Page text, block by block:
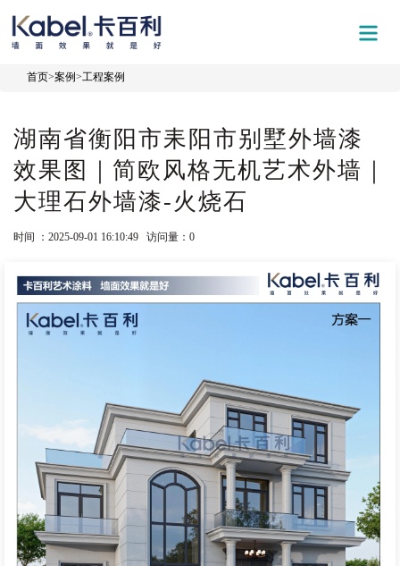
首页>案例>工程案例
湖南省衡阳市耒阳市别墅外墙漆
效果图｜简欧风格无机艺术外墙｜
大理石外墙漆-火烧石
时间 ：2025-09-01 16:10:49 访问量： 0